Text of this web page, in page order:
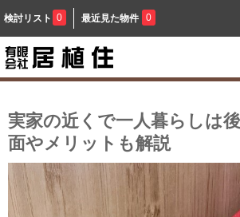
検討リスト 0 最近見た物件 0
実家の近くで一人暮らしは
面やメリットも解説